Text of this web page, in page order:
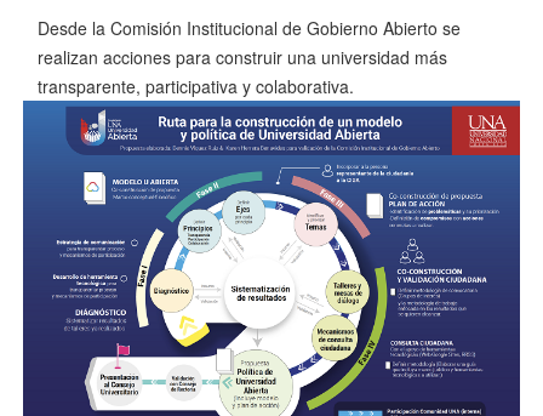
Desde la Comisión Institucional de Gobierno Abierto se
realizan acciones para construir una universidad más
transparente, participativa y colaborativa.